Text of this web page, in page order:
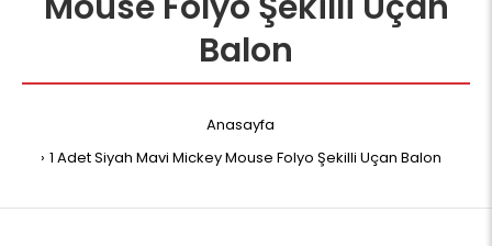
Balon
Anasayfa
1 Adet Siyah Mavi Mickey Mouse Folyo Şekilli Uçan Balon